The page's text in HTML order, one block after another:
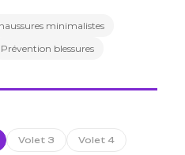
minimalistes
Prévention blessures
Volet 3 Volet 4